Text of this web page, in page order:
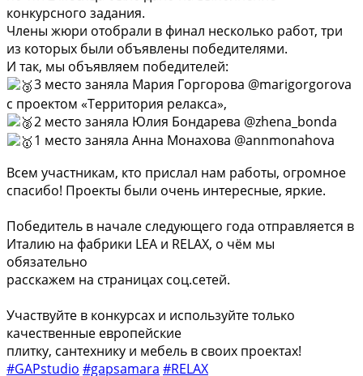
конкурсного задания.
Члены жюри отобрали в финал несколько работ, три
из которых были объявлены победителями.
И так, мы объявляем победителей:
3 место заняла Мария Горгорова @marigorgorova
с проектом «Территория релакса»,
2 место заняла Юлия Бондарева @zhena_bonda
1 место заняла Анна Монахова @annmonahova
Всем участникам, кто прислал нам работы, огромное
спасибо! Проекты были очень интересные, яркие.
Победитель в начале следующего года отправляется в
Италию на фабрики LEA и RELAX, о чём мы
обязательно
расскажем на страницах соц.сетей.
Участвуйте в конкурсах и используйте только
качественные европейские
плитку, сантехнику и мебель в своих проектах!
#GAPstudio #gapsamara #RELAX